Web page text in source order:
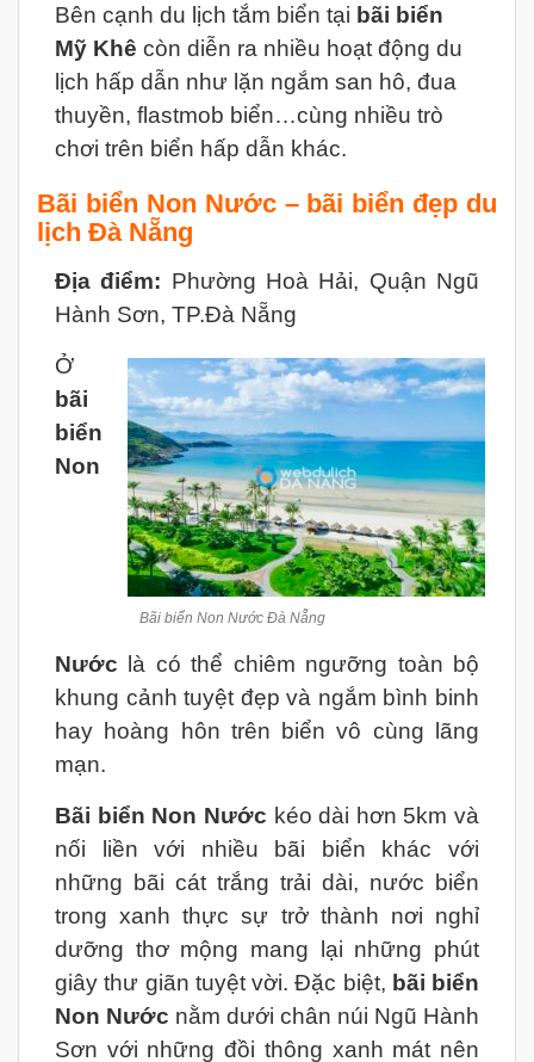
Bên cạnh du lịch tắm biển tại bãi biển
Mỹ Khê còn diễn ra nhiều hoạt động du
lịch hấp dẫn như lặn ngắm san hô, đua
thuyền, flastmob biển…cùng nhiều trò
chơi trên biển hấp dẫn khác.
Bãi biển Non Nước – bãi biển đẹp du
lịch Đà Nẵng
Địa điểm: Phường Hoà Hải, Quận Ngũ
Hành Sơn, TP.Đà Nẵng
Bãi biển Non Nước Đà Nẵng
Ở
bãi
biển
Non
Nước là có thể chiêm ngưỡng toàn bộ
khung cảnh tuyệt đẹp và ngắm bình binh
hay hoàng hôn trên biển vô cùng lãng
mạn.
Bãi biển Non Nước kéo dài hơn 5km và
nối liền với nhiều bãi biển khác với
những bãi cát trắng trải dài, nước biển
trong xanh thực sự trở thành nơi nghỉ
dưỡng thơ mộng mang lại những phút
giây thư giãn tuyệt vời. Đặc biệt, bãi biển
Non Nước nằm dưới chân núi Ngũ Hành
Sơn với những đồi thông xanh mát nên